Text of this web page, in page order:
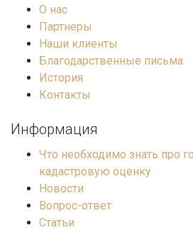
О нас
Партнеры
Наши клиенты
Благодарственные письма
История
Контакты
Информация
Что необходимо знать про
кадастровую оценку
Новости
Вопрос-ответ
Статьи